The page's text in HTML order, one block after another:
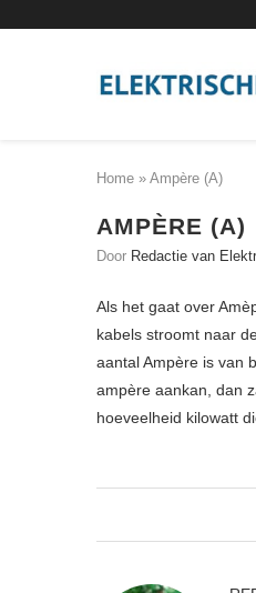
Home » Ampère (A)
AMPÈRE (A)
Door Redactie van
Als het gaat over
kabels stroomt naar
aantal Ampère is van
ampère aankan, dan
hoeveelheid kilowatt